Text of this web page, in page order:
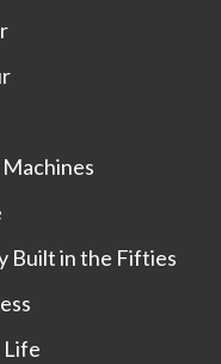
Built in the Fifties
Life